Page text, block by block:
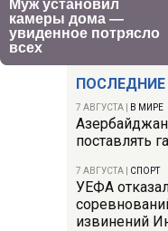
7 АВГУСТА В МИРЕ
Азербайджан
поставлять
7 АВГУСТА СПОРТ
УЕФА
извинений